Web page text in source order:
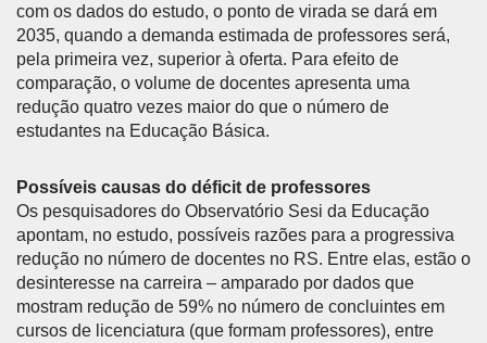
com os dados do estudo, o ponto de virada se dará em
2035, quando a demanda estimada de professores será,
pela primeira vez, superior à oferta. Para efeito de
comparação, o volume de docentes apresenta uma
redução quatro vezes maior do que o número de
estudantes na Educação Básica.
Possíveis causas do déficit de professores
Os pesquisadores do Observatório Sesi da Educação
apontam, no estudo, possíveis razões para a progressiva
redução no número de docentes no RS. Entre elas, estão o
desinteresse na carreira – amparado por dados que
mostram redução de 59% no número de concluintes em
cursos de licenciatura (que formam professores), entre